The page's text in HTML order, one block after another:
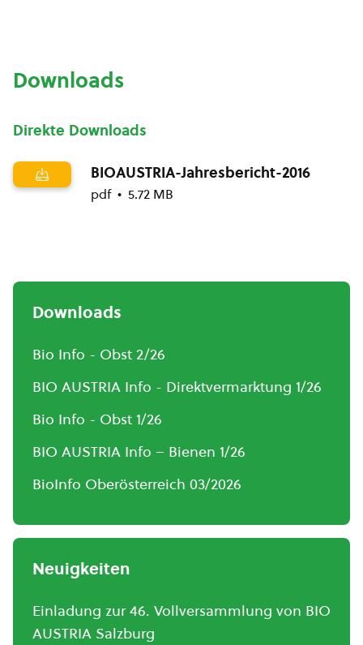
Downloads
Direkte Downloads
BIOAUSTRIA-Jahresbericht-2016
pdf 5.72 MB
Downloads
Bio Info - Obst 2/26
BIO AUSTRIA Info - Direktvermarktung 1/26
Bio Info - Obst 1/26
BIO AUSTRIA Info – Bienen 1/26
BioInfo Oberösterreich 03/2026
Neuigkeiten
Einladung zur 46. Vollversammlung von BIO
AUSTRIA Salzburg